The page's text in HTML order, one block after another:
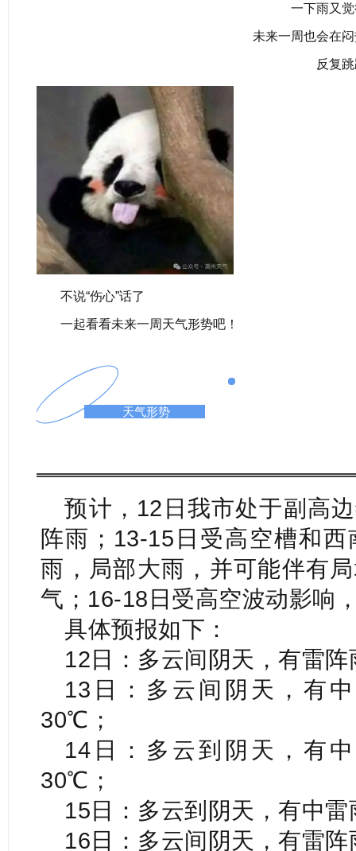
一下雨又
未来一周也会在
反复
不说“伤心”话了
一起看看未来一周天气形势吧！
天气形势
预计，12日我市处于副高
阵雨；13-15日受高空槽和
雨，局部大雨，并可能伴有
气；16-18日受高空波动影响
具体预报如下：
12日：多云间阴天，有雷
13日：多云间阴天，有
30℃；
14日：多云到阴天，有
30℃；
15日：多云到阴天，有中
16日：多云间阴天，有雷